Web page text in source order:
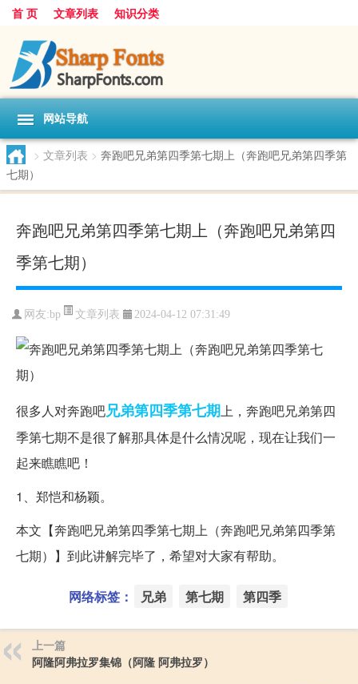
首 页 文章列表 知识分类
网站导航
> 文章列表 > 奔跑吧兄弟第四季第七期上（奔跑吧兄弟第四季第
七期）
奔跑吧兄弟第四季第七期上（奔跑吧兄弟第四
季第七期）
网友:bp 文章列表 2024-04-12 07:31:49
很多人对奔跑吧兄弟第四季第七期上，奔跑吧兄弟第四
季第七期不是很了解那具体是什么情况呢，现在让我们一
起来瞧瞧吧！
1、郑恺和杨颖。
本文【奔跑吧兄弟第四季第七期上（奔跑吧兄弟第四季第
七期）】到此讲解完毕了，希望对大家有帮助。
网络标签： 兄弟 第七期 第四季
上一篇
阿隆阿弗拉罗集锦（阿隆 阿弗拉罗）